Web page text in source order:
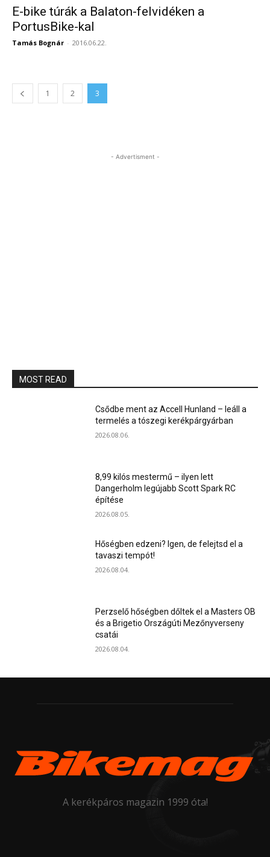
E-bike túrák a Balaton-felvidéken a
PortusBike-kal
Tamás Bognár - 2016.06.22.
1 2 3
- Advertisment -
MOST READ
Csődbe ment az Accell Hunland – leáll a
termelés a tószegi kerékpárgyárban
2026.08.06.
8,99 kilós mestermű – ilyen lett
Dangerholm legújabb Scott Spark RC
építése
2026.08.05.
Hőségben edzeni? Igen, de felejtsd el a
tavaszi tempót!
2026.08.04.
Perzselő hőségben dőltek el a Masters OB
és a Brigetio Országúti Mezőnyverseny
csatái
2026.08.04.
A kerékpáros magazin 1999 óta!